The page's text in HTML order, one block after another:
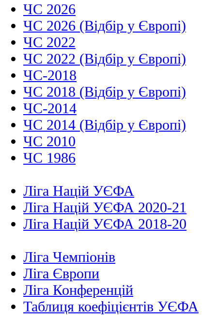
ЧС 2026
ЧС 2026 (Відбір у Європі)
ЧС 2022
ЧС 2022 (Відбір у Європі)
ЧС-2018
ЧС 2018 (Відбір у Європі)
ЧС-2014
ЧС 2014 (Відбір у Європі)
ЧС 2010
ЧС 1986
Ліга Націй УЄФА
Ліга Націй УЄФА 2020-21
Ліга Націй УЄФА 2018-20
Ліга Чемпіонів
Ліга Європи
Ліга Конференцій
Таблиця коефіцієнтів УЄФА